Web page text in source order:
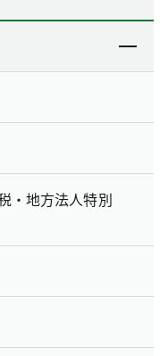
・地方法人特別